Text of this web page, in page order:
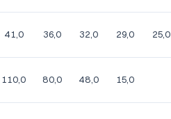
41,0 36,0 32,0 29,0 25,0
110,0 80,0 48,0 15,0